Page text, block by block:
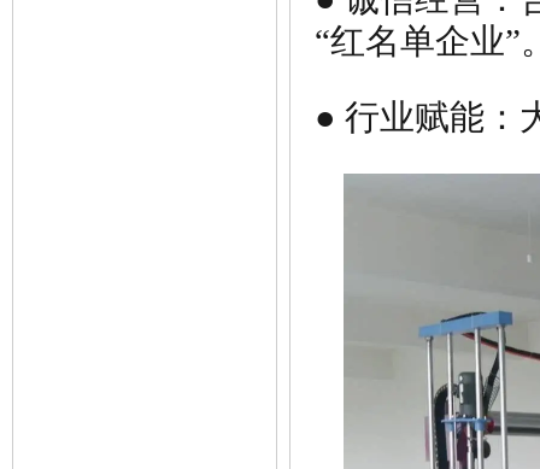
“红名单企业”
● 行业赋能：